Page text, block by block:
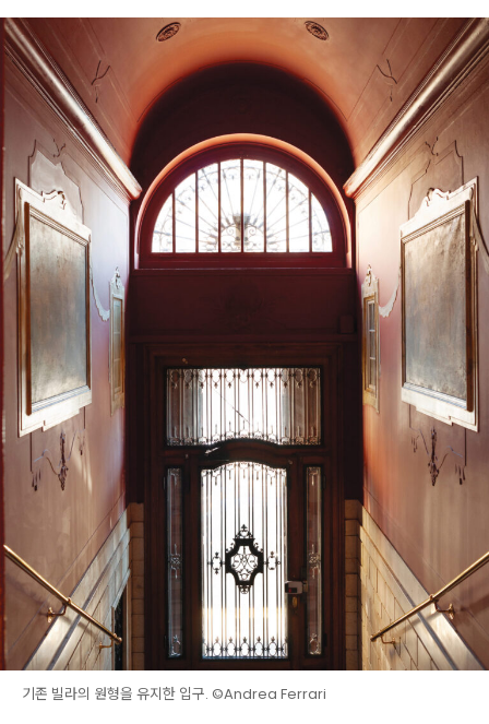
기존 빌라의 원형을 유지한 입구. ©Andrea Ferrari